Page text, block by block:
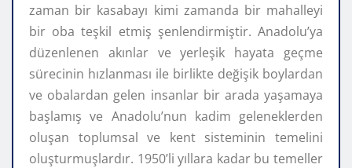
zaman bir kasabayı kimi zamanda bir mahalleyi
bir oba teşkil etmiş şenlendirmiştir. Anadolu’ya
düzenlenen akınlar ve yerleşik hayata geçme
sürecinin hızlanması ile birlikte değişik boylardan
ve obalardan gelen insanlar bir arada yaşamaya
başlamış ve Anadolu’nun kadim geleneklerden
oluşan toplumsal ve kent sisteminin temelini
oluşturmuşlardır. 1950’li yıllara kadar bu temeller